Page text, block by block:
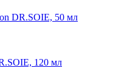
DR.SOIE, 50 мл
120 мл